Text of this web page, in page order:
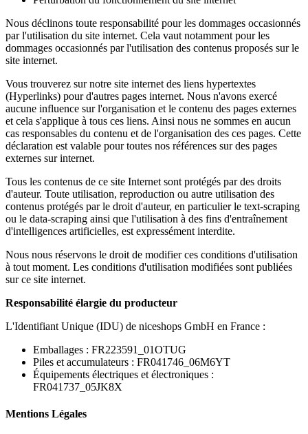
Nous déclinons toute responsabilité pour les dommages occasionnés
par l'utilisation du site internet. Cela vaut notamment pour les
dommages occasionnés par l'utilisation des contenus proposés sur le
site internet.
Vous trouverez sur notre site internet des liens hypertextes
(Hyperlinks) pour d'autres pages internet. Nous n'avons exercé
aucune influence sur l'organisation et le contenu des pages externes
et cela s'applique à tous ces liens. Ainsi nous ne sommes en aucun
cas responsables du contenu et de l'organisation des ces pages. Cette
déclaration est valable pour toutes nos références sur des pages
externes sur internet.
Tous les contenus de ce site Internet sont protégés par des droits
d'auteur. Toute utilisation, reproduction ou autre utilisation des
contenus protégés par le droit d'auteur, en particulier le text-scraping
ou le data-scraping ainsi que l'utilisation à des fins d'entraînement
d'intelligences artificielles, est expressément interdite.
Nous nous réservons le droit de modifier ces conditions d'utilisation
à tout moment. Les conditions d'utilisation modifiées sont publiées
sur ce site internet.
Responsabilité élargie du producteur
L'Identifiant Unique (IDU) de niceshops GmbH en France :
Emballages : FR223591_01OTUG
Piles et accumulateurs : FR041746_06M6YT
Équipements électriques et électroniques :
FR041737_05JK8X
Mentions Légales